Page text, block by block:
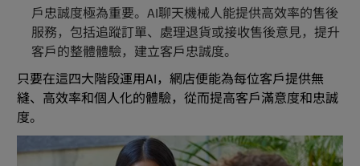
戶忠誠度極為重要。AI聊天機械人能提供高效率的售後
服務，包括追蹤訂單、處理退貨或接收售後意見，提升
客戶的整體體驗，建立客戶忠誠度。
只要在這四大階段運用AI，網店便能為每位客戶提供無
縫、高效率和個人化的體驗，從而提高客戶滿意度和忠誠
度。